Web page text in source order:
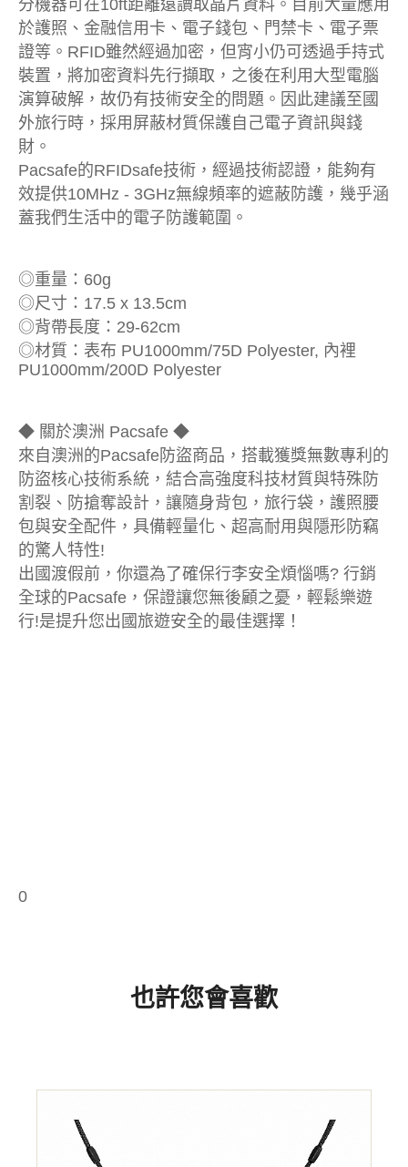
分機器可在10ft距離遠讀取晶片資料。目前大量應用
於護照、金融信用卡、電子錢包、門禁卡、電子票
證等。RFID雖然經過加密，但宵小仍可透過手持式
裝置，將加密資料先行擷取，之後在利用大型電腦
演算破解，故仍有技術安全的問題。因此建議至國
外旅行時，採用屏蔽材質保護自己電子資訊與錢
財。
Pacsafe的RFIDsafe技術，經過技術認證，能夠有
效提供10MHz - 3GHz無線頻率的遮蔽防護，幾乎涵
蓋我們生活中的電子防護範圍。
◎重量：60g
◎尺寸：17.5 x 13.5cm
◎背帶長度：29-62cm
◎材質：表布 PU1000mm/75D Polyester, 內裡
PU1000mm/200D Polyester
◆ 關於澳洲 Pacsafe ◆
來自澳洲的Pacsafe防盜商品，搭載獲獎無數專利的
防盜核心技術系統，結合高強度科技材質與特殊防
割裂、防搶奪設計，讓隨身背包，旅行袋，護照腰
包與安全配件，具備輕量化、超高耐用與隱形防竊
的驚人特性!
出國渡假前，你還為了確保行李安全煩惱嗎? 行銷
全球的Pacsafe，保證讓您無後顧之憂，輕鬆樂遊
行!是提升您出國旅遊安全的最佳選擇！
0
也許您會喜歡